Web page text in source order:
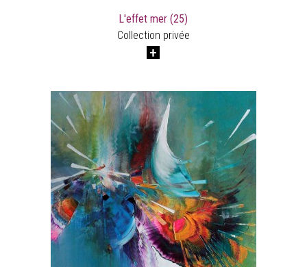
L'effet mer (25)
Collection privée